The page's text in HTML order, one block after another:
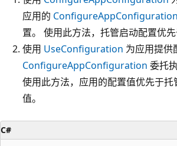
应用的 ConfigureAppConfiguration
置。 使用此方法，托管启动配置优先
使用 UseConfiguration 为应用提供
ConfigureAppConfiguration 委托
使用此方法，应用的配置值优先于托
值。
C#